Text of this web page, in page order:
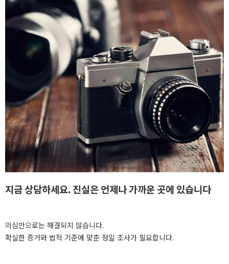
지금 상담하세요. 진실은 언제나 가까운 곳에 있습니다
의심만으로는 해결되지 않습니다.
확실한 증거와 법적 기준에 맞춘 정밀 조사가 필요합니다.